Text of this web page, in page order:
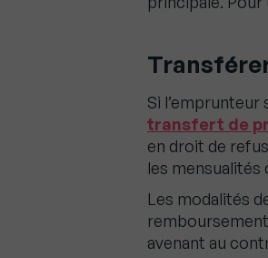
Si
transfert de
en droit de
les
Les modalités
avenant au